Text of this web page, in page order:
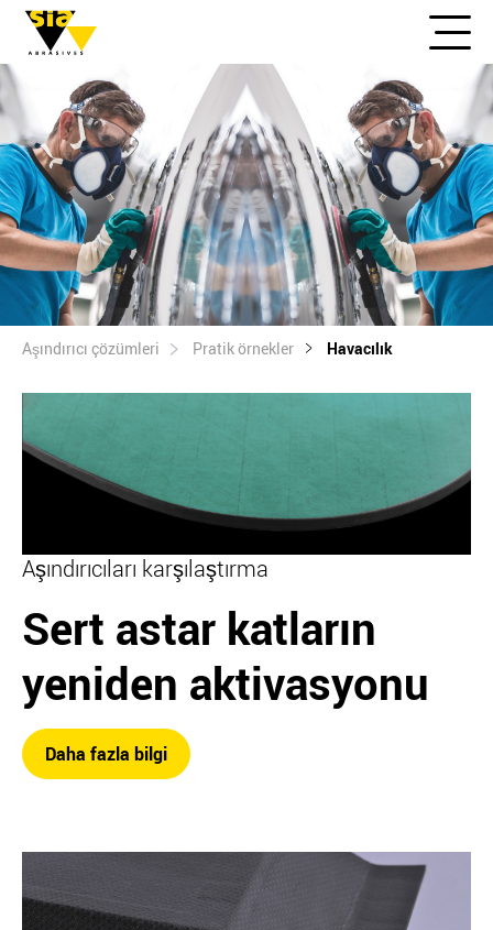
Aşındırıcı çözümleri Pratik örnekler Havacılık
Aşındırıcıları karşılaştırma
Sert astar katların
yeniden aktivasyonu
Daha fazla bilgi